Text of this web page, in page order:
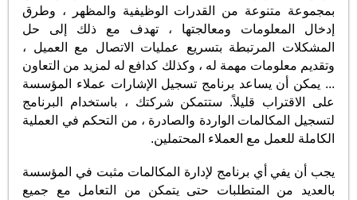
بمجموعة متنوعة من القدرات الوظيفية والمظهر ، وطرق
إدخال المعلومات ومعالجتها ، تهدف مع ذلك إلى حل
المشكلات المرتبطة بتسريع عمليات الاتصال مع العميل ،
وتقديم معلومات مهمة له ، وكذلك كدافع له لمزيد من التعاون
... يمكن أن يساعد برنامج تسجيل الإشارات عملاء المؤسسة
على الاقتراب قليلاً. ستتمكن شركتك ، باستخدام البرنامج
لتسجيل المكالمات الواردة والصادرة ، من التحكم في العملية
الكاملة للعمل مع العملاء المحتملين.
يجب أن يفي أي برنامج لإدارة المكالمات مثبت في المؤسسة
بالعديد من المتطلبات حتى يتمكن من التعامل مع جميع